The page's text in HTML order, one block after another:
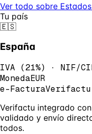
Ver todo sobre
Tu país
🇪🇸
España
IVA (21%) · NIF/
MonedaEUR
e-FacturaVerifactu
Verifactu integrado con
validado y envío
todos.